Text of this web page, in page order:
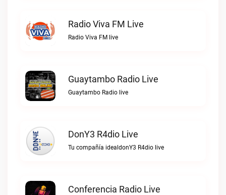
Radio Viva FM Live
Radio Viva FM live
Guaytambo Radio Live
Guaytambo Radio live
DonY3 R4dio Live
Tu compañía idealdonY3 R4dio live
Conferencia Radio Live